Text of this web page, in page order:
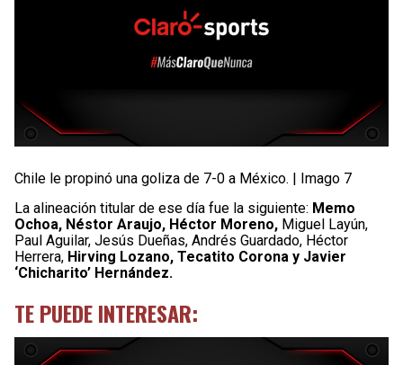
Chile le propinó una goliza de 7-0 a México. | Imago 7
La alineación titular de ese día fue la siguiente: Memo
Ochoa, Néstor Araujo, Héctor Moreno, Miguel Layún,
Paul Aguilar, Jesús Dueñas, Andrés Guardado, Héctor
Herrera, Hirving Lozano, Tecatito Corona y Javier
‘Chicharito’ Hernández.
TE PUEDE INTERESAR: